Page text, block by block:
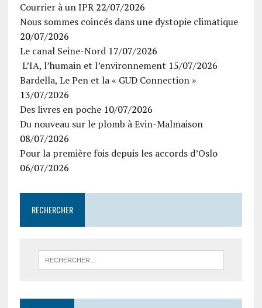
Courrier à un IPR 22/07/2026
Nous sommes coincés dans une dystopie climatique
20/07/2026
Le canal Seine-Nord 17/07/2026
L’IA, l’humain et l’environnement 15/07/2026
Bardella, Le Pen et la « GUD Connection »
13/07/2026
Des livres en poche 10/07/2026
Du nouveau sur le plomb à Evin-Malmaison
08/07/2026
Pour la première fois depuis les accords d’Oslo
06/07/2026
RECHERCHER